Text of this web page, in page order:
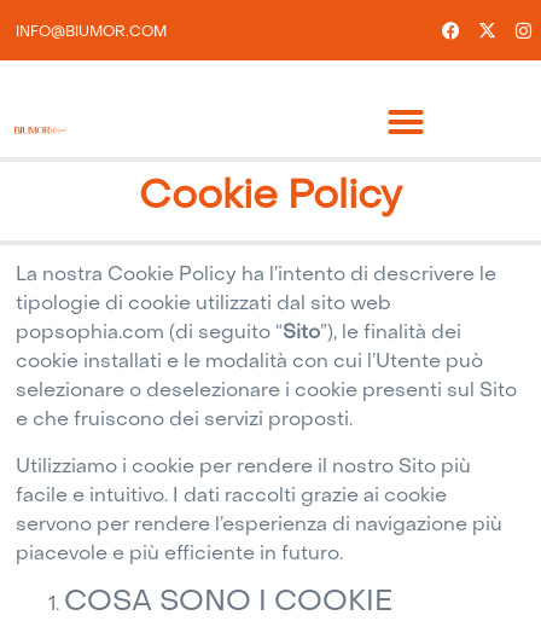
INFO@BIUMOR.COM
Cookie Policy
La nostra Cookie Policy ha l’intento di descrivere le
tipologie di cookie utilizzati dal sito web
popsophia.com (di seguito “Sito”), le finalità dei
cookie installati e le modalità con cui l’Utente può
selezionare o deselezionare i cookie presenti sul Sito
e che fruiscono dei servizi proposti.
Utilizziamo i cookie per rendere il nostro Sito più
facile e intuitivo. I dati raccolti grazie ai cookie
servono per rendere l’esperienza di navigazione più
piacevole e più efficiente in futuro.
COSA SONO I COOKIE